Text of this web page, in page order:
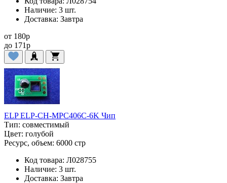
Наличие: 3 шт.
Доставка: Завтра
от 180p
до 171p
ELP ELP-CH-MPC406C-6K Чип
Тип: совместимый
Цвет: голубой
Ресурс, объем: 6000 стр
Код товара: Л028755
Наличие: 3 шт.
Доставка: Завтра